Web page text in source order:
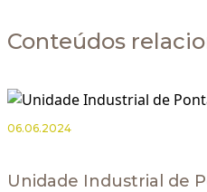
Conteúdos
06.06.2024
Unidade Industrial de